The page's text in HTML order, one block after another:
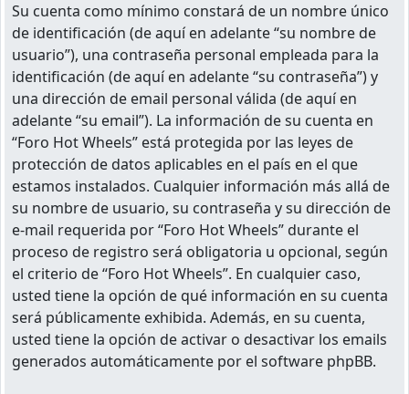
Su cuenta como mínimo constará de un nombre único
de identificación (de aquí en adelante “su nombre de
usuario”), una contraseña personal empleada para la
identificación (de aquí en adelante “su contraseña”) y
una dirección de email personal válida (de aquí en
adelante “su email”). La información de su cuenta en
“Foro Hot Wheels” está protegida por las leyes de
protección de datos aplicables en el país en el que
estamos instalados. Cualquier información más allá de
su nombre de usuario, su contraseña y su dirección de
e-mail requerida por “Foro Hot Wheels” durante el
proceso de registro será obligatoria u opcional, según
el criterio de “Foro Hot Wheels”. En cualquier caso,
usted tiene la opción de qué información en su cuenta
será públicamente exhibida. Además, en su cuenta,
usted tiene la opción de activar o desactivar los emails
generados automáticamente por el software phpBB.